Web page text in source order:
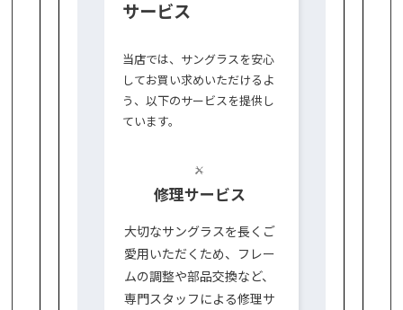
サービス
当店では、サングラスを安心
してお買い求めいただけるよ
う、以下のサービスを提供し
ています。
修理サービス
大切なサングラスを長くご
愛用いただくため、フレー
ムの調整や部品交換など、
専門スタッフによる修理サ